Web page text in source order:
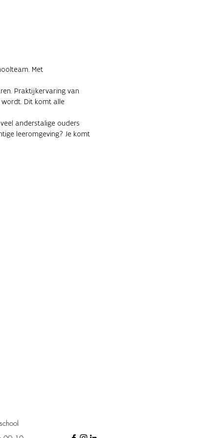
Met
Praktijkervaring van
Dit komt alle
anderstalige ouders
leeromgeving? Je komt